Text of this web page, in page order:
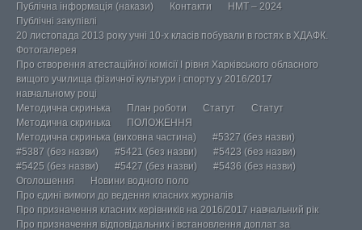
Публічна інформація (накази)
Контакти
НМТ – 2024
Публічні закупівлі
20 листопада 2013 року учні 10-х класів побували в гостях в ХДАФК.
Фотогалерея
Про створення атестаційної комісії І рівня Харківського обласного
вищого училища фізичної культури і спорту у 2016/2017
навчальному році
Методична скринька
План роботи Статут
Статут
Методична скринька
ПОЛОЖЕННЯ
Методична скринька (виховна частина)
#5327 (без назви)
#5387 (без назви)
#5421 (без назви)
#5423 (без назви)
#5425 (без назви)
#5427 (без назви)
#5436 (без назви)
Оголошення
Новини водного поло
Про єдині вимоги до ведення класних журналів
Про призначення класних керівників на 2016/2017 навчальний рік
Про призначення відповідальних і встановлення доплат за